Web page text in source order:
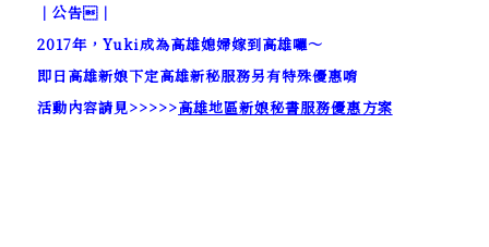
｜公告｜
2017年，Yuki成為高雄媳婦嫁到高雄囉～
即日高雄新娘下定高雄新秘服務另有特殊優惠唷
活動內容請見>>>>>高雄地區新娘秘書服務優惠方案